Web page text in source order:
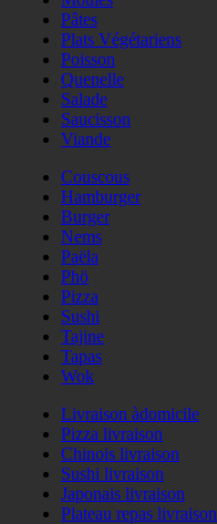
Pâtes
Plats Végétariens
Poisson
Quenelle
Salade
Saucisson
Viande
Couscous
Hamburger
Burger
Nems
Paëla
Phö
Pizza
Sushi
Tajine
Tapas
Wok
Livraison àdomicile
Pizza livraison
Chinois livraison
Sushi livraison
Japonais livraison
Plateau repas livraison